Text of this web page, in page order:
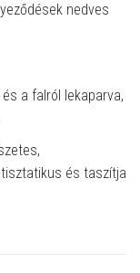
nedves
a falról lekaparva,
és taszítja